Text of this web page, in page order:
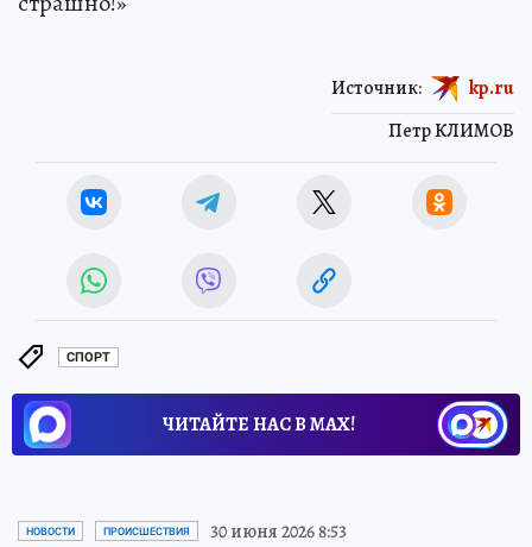
Петр КЛИМОВ
Источник: kp.ru
СПОРТ
ЧИТАЙТЕ НАС В МАХ!
НОВОСТИ ПРОИСШЕСТВИЯ 30 июня 2026 8:53